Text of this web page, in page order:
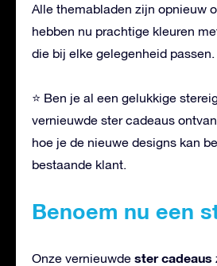
Alle themabladen zijn opnieuw
hebben nu prachtige kleuren
die bij elke gelegenheid passen.
⭐ Ben je al een gelukkige
vernieuwde ster cadeaus
hoe je de nieuwe designs kan
bestaande klant.
Benoem nu een
Onze vernieuwde ster cadeaus